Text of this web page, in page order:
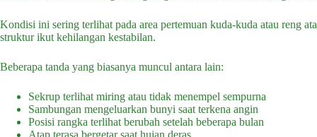
Kondisi ini sering terlihat pada area pertemuan kuda-kuda atau reng
struktur ikut kehilangan kestabilan.
Beberapa tanda yang biasanya muncul antara lain:
Sekrup terlihat miring atau tidak menempel sempurna
Sambungan mengeluarkan bunyi saat terkena angin
Posisi rangka terlihat berubah setelah beberapa bulan
Atap terasa bergetar saat hujan deras